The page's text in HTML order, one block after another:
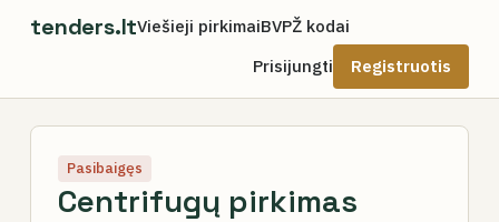
tenders.ltViešieji pirkimaiBVPŽ kodai
Prisijungti
Registruotis
Pasibaigęs
Centrifugų pirkimas